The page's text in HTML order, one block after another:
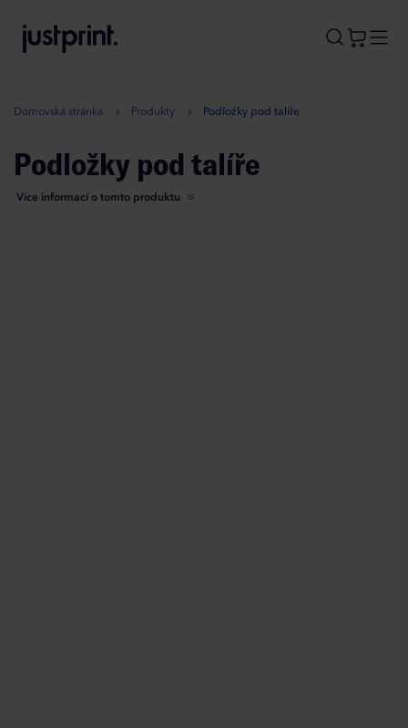
A
Domovská stránka Produkty Podložky pod talíře
Podložky pod talíře
Více informací o tomto produktu